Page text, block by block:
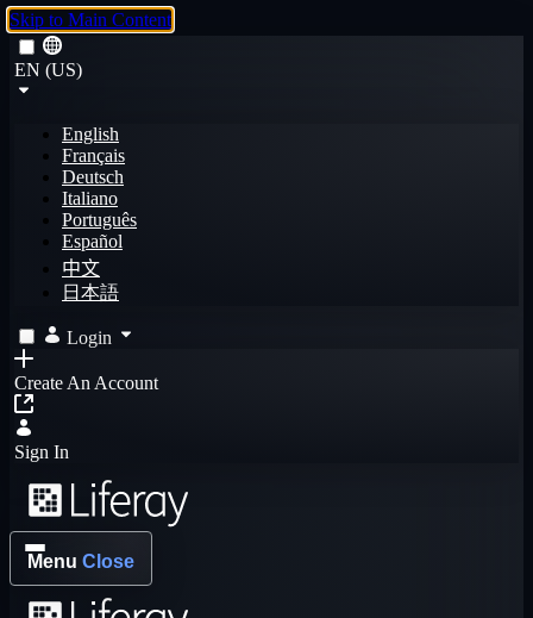
Skip to Main Content
EN (US)
English
Français
Deutsch
Italiano
Português
Español
中文
日本語
Login
Create An Account
Sign In
Menu Close